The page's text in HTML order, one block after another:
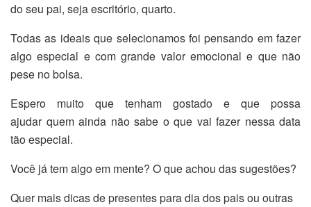
do seu pai, seja escritório, quarto.
Todas as ideais que selecionamos foi pensando em fazer
algo especial e com grande valor emocional e que não
pese no bolsa.
Espero muito que tenham gostado e que possa
ajudar quem ainda não sabe o que vai fazer nessa data
tão especial.
Você já tem algo em mente? O que achou das sugestões?
Quer mais dicas de presentes para dia dos pais ou outras